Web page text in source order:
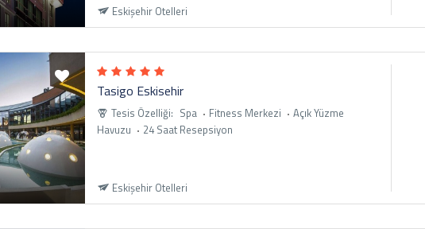
Eskişehir Otelleri
Tasigo Eskisehir
Tesis Özelliği: Spa Fitness Merkezi
Açık Yüzme
Havuzu
24 Saat Resepsiyon
Eskişehir Otelleri